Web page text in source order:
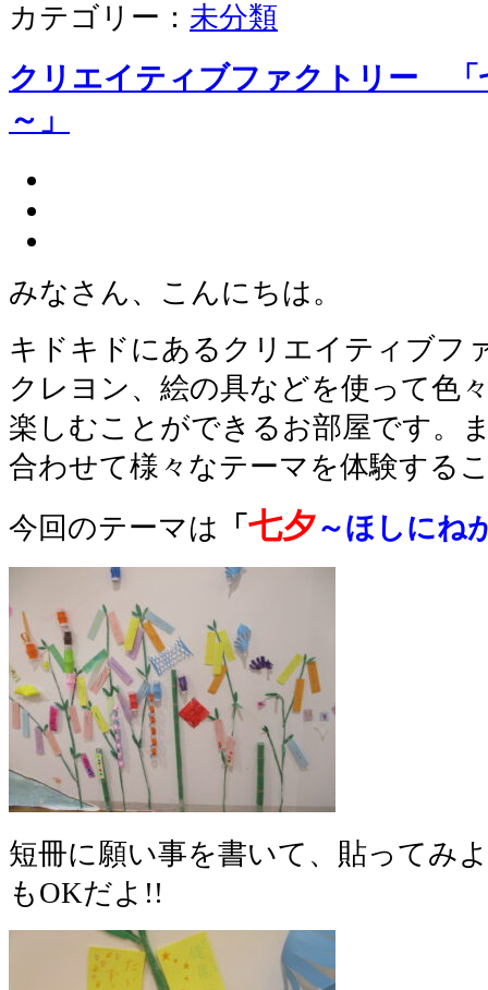
カテゴリー： 未分類
クリエイティブファクトリー 「
～」
みなさん、こんにちは。
キドキドにあるクリエイティブフ
クレヨン、絵の具などを使って色
楽しむことができるお部屋です。
合わせて様々なテーマを体験する
今回のテーマは 「 七夕～ほしにね
短冊に願い事を書いて、貼ってみ
もOKだよ!!